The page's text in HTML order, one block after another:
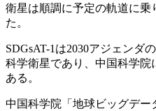
衛星は順調に予定の軌道に乗
た。
SDGsAT-1は2030アジェンダ
科学衛星であり、中国科学院
ある。
中国科学院「地球ビッグデー